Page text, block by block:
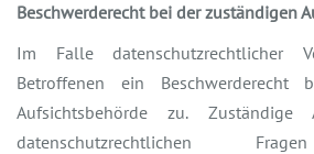
Beschwerderecht bei der zuständigen
Im Falle datenschutzrechtlicher
Betroffenen ein Beschwerderecht
Aufsichtsbehörde zu. Zuständige
datenschutzrechtlichen